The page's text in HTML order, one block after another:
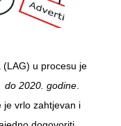
u procesu je
do 2020. godine
je vrlo zahtjevan i